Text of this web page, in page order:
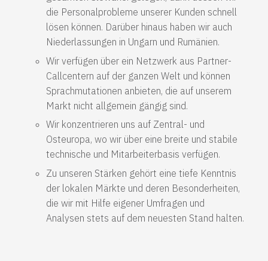
die Personalprobleme unserer Kunden schnell
lösen können. Darüber hinaus haben wir auch
Niederlassungen in Ungarn und Rumänien.
Wir verfügen über ein Netzwerk aus Partner-
Callcentern auf der ganzen Welt und können
Sprachmutationen anbieten, die auf unserem
Markt nicht allgemein gängig sind.
Wir konzentrieren uns auf Zentral- und
Osteuropa, wo wir über eine breite und stabile
technische und Mitarbeiterbasis verfügen.
Zu unseren Stärken gehört eine tiefe Kenntnis
der lokalen Märkte und deren Besonderheiten,
die wir mit Hilfe eigener Umfragen und
Analysen stets auf dem neuesten Stand halten.